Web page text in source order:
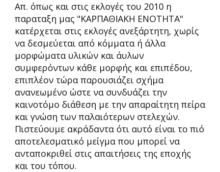
Απ. όπως και στις εκλογές του 2010 η
παραταξη μας "ΚΑΡΠΑΘΙΑΚΗ ΕΝΟΤΗΤΑ"
κατέρχεται στις εκλογές ανεξάρτητη, χωρίς
να δεσμεύεται από κόμματα ή άλλα
μορφώματα υλικών και άυλων
συμφερόντων κάθε μορφής και επιπέδου,
επιπλέον τώρα παρουσιάζει σχήμα
ανανεωμένο ώστε να συνδυάζει την
καινοτόμο διάθεση με την απαραίτητη πείρα
και γνώση των παλαιότερων στελεχών.
Πιστεύουμε ακράδαντα ότι αυτό είναι το πιό
αποτελεσματικό μείγμα που μπορεί να
ανταποκριθεί στις απαιτήσεις της εποχής
και του τόπου.